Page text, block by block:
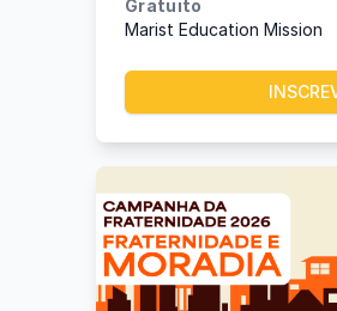
Gratuito
Marist Education Mission